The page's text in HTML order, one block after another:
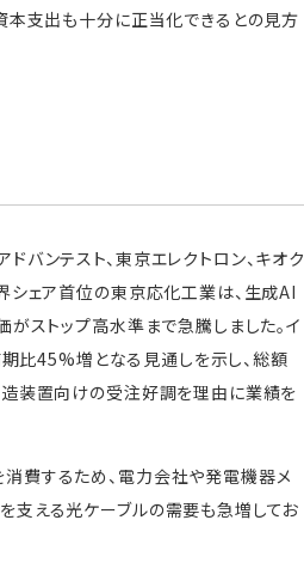
本支出も十分に正当化できるとの見方
ンテスト、東京エレクトロン、キオク
シェア首位の東京応化工業は、生成AI
ストップ高水準まで急騰しました。イ
比45%増となる見通しを示し、総額
装置向けの受注好調を理由に業績を
費するため、電力会社や発電機器メ
支える光ケーブルの需要も急増してお